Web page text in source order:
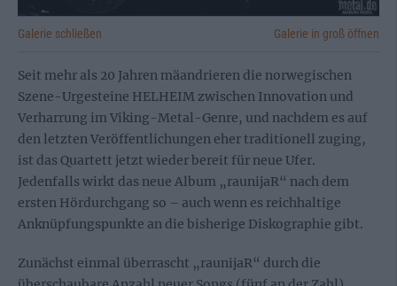
Galerie schließen Galerie in groß öffnen
Seit mehr als 20 Jahren mäandrieren die norwegischen
Szene-Urgesteine HELHEIM zwischen Innovation und
Verharrung im Viking-Metal-Genre, und nachdem es auf
den letzten Veröffentlichungen eher traditionell zuging,
ist das Quartett jetzt wieder bereit für neue Ufer.
Jedenfalls wirkt das neue Album „raunijaR“ nach dem
ersten Hördurchgang so – auch wenn es reichhaltige
Anknüpfungspunkte an die bisherige Diskographie gibt.
Zunächst einmal überrascht „raunijaR“ durch die